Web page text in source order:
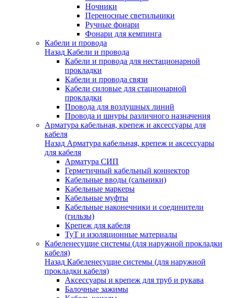
Ночники
Переносные светильники
Ручные фонари
Фонари для кемпинга
Кабели и провода
Назад Кабели и провода
Кабели и провода для нестационарной
прокладки
Кабели и провода связи
Кабели силовые для стационарной
прокладки
Провода для воздушных линий
Провода и шнуры различного назначения
Арматура кабельная, крепеж и аксессуары для
кабеля
Назад Арматура кабельная, крепеж и аксессуары
для кабеля
Арматура СИП
Герметичный кабельный коннектор
Кабельные вводы (сальники)
Кабельные маркеры
Кабельные муфты
Кабельные наконечники и соединители
(гильзы)
Крепеж для кабеля
ТуТ и изоляционные материалы
Кабеленесущие системы (для наружной прокладки
кабеля)
Назад Кабеленесущие системы (для наружной
прокладки кабеля)
Аксессуары и крепеж для труб и рукава
Балочные зажимы